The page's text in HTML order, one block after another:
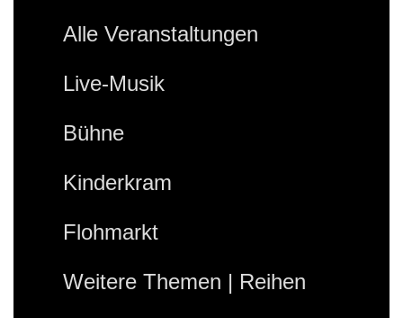
Alle Veranstaltungen
Live-Musik
Bühne
Kinderkram
Flohmarkt
Weitere Themen | Reihen